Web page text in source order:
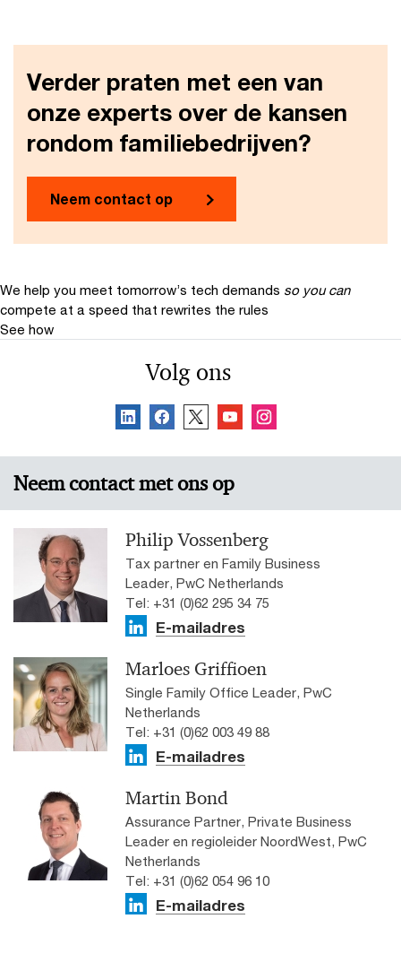
Verder praten met een van
onze experts over de kansen
rondom familiebedrijven?
Neem contact op
We help you meet tomorrow’s tech demands so you can
compete at a speed that rewrites the rules
See how
Volg ons
Neem contact met ons op
Philip Vossenberg
Tax partner en Family Business
Leader, PwC Netherlands
Tel: +31 (0)62 295 34 75
E-mailadres
Marloes Griffioen
Single Family Office Leader, PwC
Netherlands
Tel: +31 (0)62 003 49 88
E-mailadres
Martin Bond
Assurance Partner, Private Business
Leader en regioleider NoordWest, PwC
Netherlands
Tel: +31 (0)62 054 96 10
E-mailadres